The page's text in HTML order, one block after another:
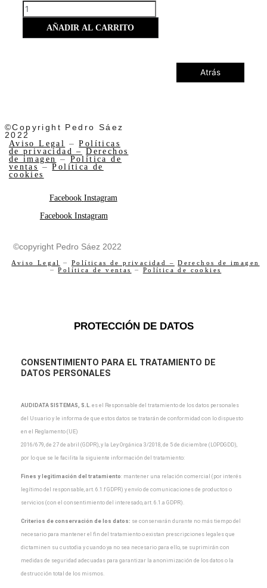
AÑADIR AL CARRITO
Atrás
©Copyright Pedro Sáez
2022
Aviso Legal –Políticas
de privacidad –
Derechos
de imagen – Política de
ventas –Política de
cookies
Facebook Instagram
Facebook Instagram
©copyright Pedro Sáez 2022
Aviso Legal – Políticas de privacidad –
Derechos de imagen
–Política de ventas – Política de cookies
PROTECCIÓN DE DATOS
CONSENTIMIENTO PARA EL TRATAMIENTO DE
DATOS PERSONALES
AUDIDATA SISTEMAS, S.L es el Responsable del tratamiento de los datos personales
del Usuario y le informa de que estos datos se tratarán de conformidad con lo dispuesto
en el Reglamento (UE)
2016/679, de 27 de abril (GDPR), y la Ley Orgánica 3/2018, de 5 de diciembre (LOPDGDD),
por lo que se le facilita la siguiente información del tratamiento:
Fines y legitimación del tratamiento : mantener una relación comercial (por interés
legítimo del responsable, art. 6.1.f GDPR) y envío de comunicaciones de productos o
servicios (con el consentimiento del interesado, art. 6.1.a GDPR).
Criterios de conservación de los datos: se conservarán durante no más tiempo del
necesario para mantener el fin del tratamiento o existan prescripciones legales que
dictaminen su custodia y cuando ya no sea necesario para ello, se suprimirán con
medidas de seguridad adecuadas para garantizar la anonimización de los datos o la
destrucción total de los mismos.